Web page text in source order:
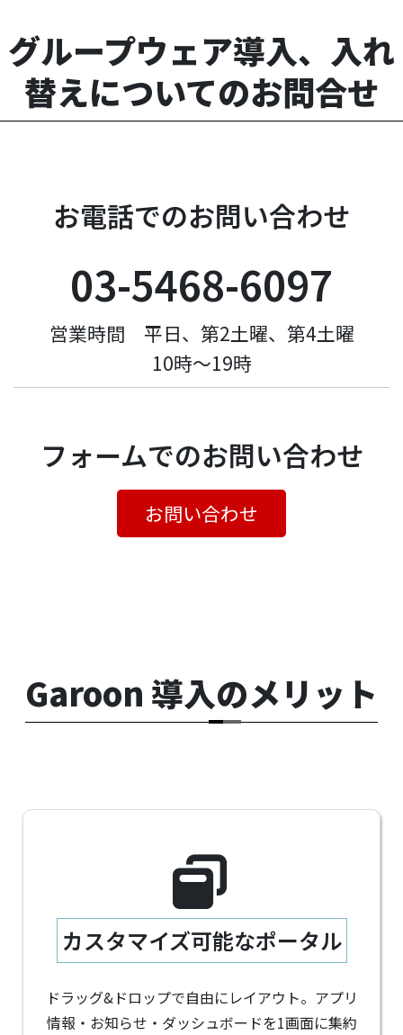
グループウェア導入、入れ
替えについてのお問合せ
お電話でのお問い合わせ
03-5468-6097
営業時間 平日、第2土曜、第4土曜
10時〜19時
フォームでのお問い合わせ
お問い合わせ
Garoon 導入のメリット
カスタマイズ可能なポータル
ドラッグ&ドロップで自由にレイアウト。アプリ
情報・お知らせ・ダッシュボードを1画面に集約